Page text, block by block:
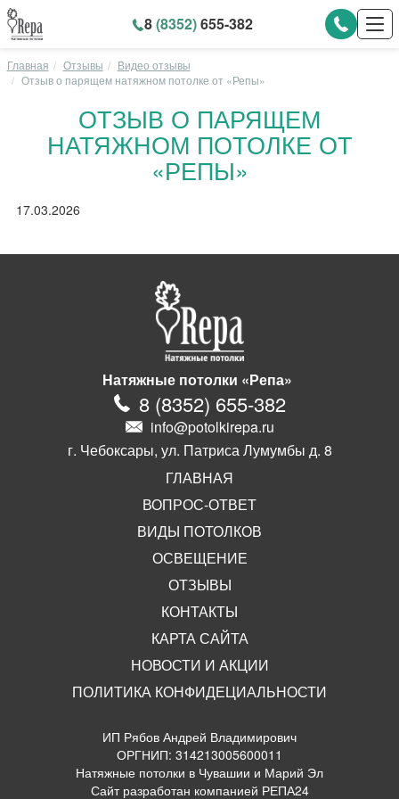
8(8352)655-382
Главная Отзывы
Видео отзывы
Отзыв о парящем натяжном потолке от «Репы»
ОТЗЫВ О ПАРЯЩЕМ
НАТЯЖНОМ ПОТОЛКЕ ОТ
«РЕПЫ»
17.03.2026
Натяжные потолки «Репа»
8 (8352) 655-382
info@potolkirepa.ru
г. Чебоксары, ул. Патриса Лумумбы д. 8
ГЛАВНАЯ
ВОПРОС-ОТВЕТ
ВИДЫ ПОТОЛКОВ
ОСВЕЩЕНИЕ
ОТЗЫВЫ
КОНТАКТЫ
КАРТА САЙТА
НОВОСТИ И АКЦИИ
ПОЛИТИКА КОНФИДЕЦИАЛЬНОСТИ
ИП Рябов Андрей Владимирович
ОРГНИП: 314213005600011
Натяжные потолки в Чувашии и Марий Эл
Сайт разработан компанией РЕПА24